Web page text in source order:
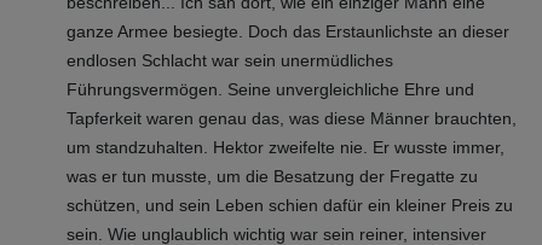
ganze Armee besiegte. Doch das Erstaunlichste an dieser
endlosen Schlacht war sein unermüdliches
Führungsvermögen. Seine unvergleichliche Ehre und
Tapferkeit waren genau das, was diese Männer brauchten,
um standzuhalten. Hektor zweifelte nie. Er wusste immer,
was er tun musste, um die Besatzung der Fregatte zu
schützen, und sein Leben schien dafür ein kleiner Preis zu
sein. Wie unglaublich wichtig war sein reiner, intensiver